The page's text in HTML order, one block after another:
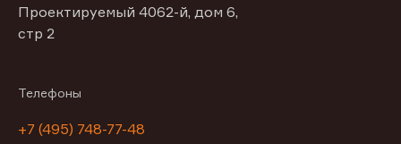
Проектируемый 4062-й, дом 6,
стр 2
Телефоны
+7 (495) 748-77-48